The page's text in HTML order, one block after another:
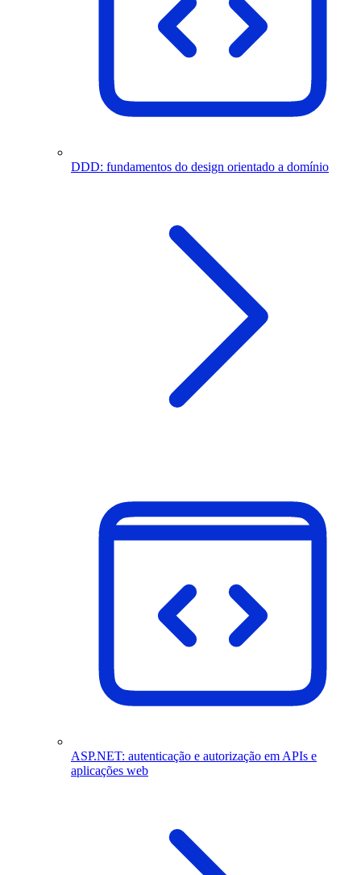
DDD: fundamentos do design orientado a domínio
ASP.NET: autenticação e autorização em APIs e
aplicações web